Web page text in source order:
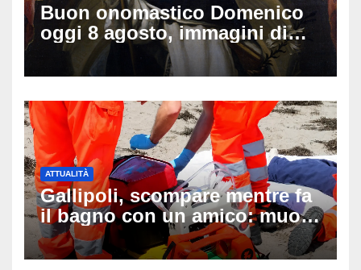
Buon onomastico Domenico
oggi 8 agosto, immagini di
auguri da condividere
ATTUALITÀ
Gallipoli, scompare mentre fa
il bagno con un amico: muore
a 19 anni dopo 45 minuti di
disperati tentativi di